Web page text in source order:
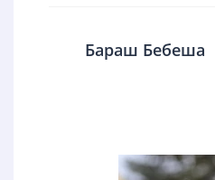
Бараш Бебеша